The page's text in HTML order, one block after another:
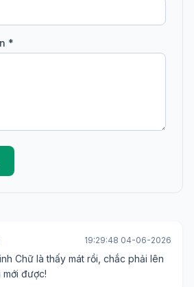
*
19:29:48 04-06-2026
Chữ là thấy mát rồi, chắc phải lên
được!